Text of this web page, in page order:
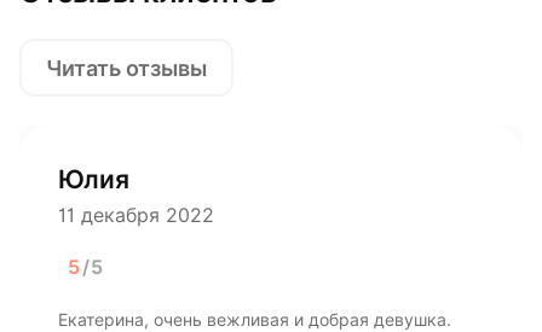
Читать отзывы
Юлия
11 декабря 2022
5/5
Екатерина, очень вежливая и добрая девушка.